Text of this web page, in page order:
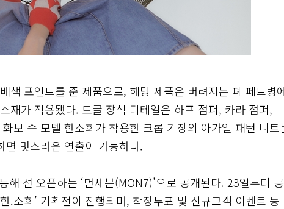
색 포인트를 준 제품으로, 해당 제품은 버려지는 폐 페트병
재가 적용됐다. 토글 장식 디테일은 하프 점퍼, 카라 점퍼,
보 속 모델 한소희가 착용한 크롭 기장의 아가일 패턴 니트
면 멋스러운 연출이 가능하다.
선 오픈하는 ‘먼세븐(MON7)’으로 공개된다. 23일부터
.소희’ 기획전이 진행되며, 착장투표 및 신규고객 이벤트 등